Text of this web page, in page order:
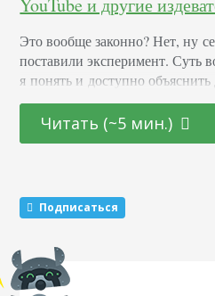
Это вообще законно? Нет, ну
поставили эксперимент. Суть
я понять и доступно
видеообъявления trueview и как
на YouTube. Молю, дайте знать,
понравилась и вы, как и я,
от рекламных тонкостей,
в холодильнике;) Ну, что ж.
наш любимый Google
видеорекламы…
Читать (~5 мин.)
Подписаться